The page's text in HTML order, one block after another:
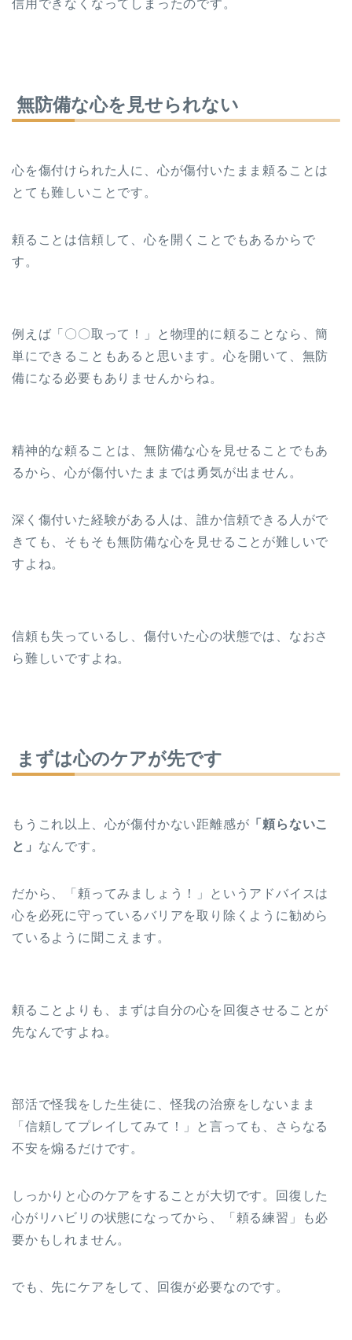
信用できなくなってしまったのです。
無防備な心を見せられない
心を傷付けられた人に、心が傷付いたまま頼ることは
とても難しいことです。
頼ることは信頼して、心を開くことでもあるからで
す。
例えば「〇〇取って！」と物理的に頼ることなら、簡
単にできることもあると思います。心を開いて、無防
備になる必要もありませんからね。
精神的な頼ることは、無防備な心を見せることでもあ
るから、心が傷付いたままでは勇気が出ません。
深く傷付いた経験がある人は、誰か信頼できる人がで
きても、そもそも無防備な心を見せることが難しいで
すよね。
信頼も失っているし、傷付いた心の状態では、なおさ
ら難しいですよね。
まずは心のケアが先です
もうこれ以上、心が傷付かない距離感が 「頼らないこ
と」 なんです。
だから、「頼ってみましょう！」というアドバイスは
心を必死に守っているバリアを取り除くように勧めら
ているように聞こえます。
頼ることよりも、まずは自分の心を回復させることが
先なんですよね。
部活で怪我をした生徒に、怪我の治療をしないまま
「信頼してプレイしてみて！」と言っても、さらなる
不安を煽るだけです。
しっかりと心のケアをすることが大切です。回復した
心がリハビリの状態になってから、「頼る練習」も必
要かもしれません。
でも、先にケアをして、回復が必要なのです。